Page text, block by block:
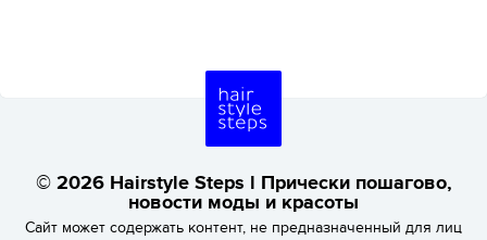
© 2026 Hairstyle Steps l Прически пошагово,
новости моды и красоты
Сайт может содержать контент, не предназначенный для лиц